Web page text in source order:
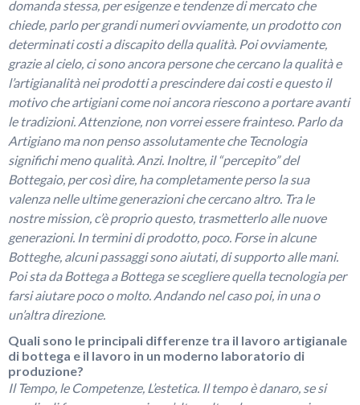
domanda stessa, per esigenze e tendenze di mercato che
chiede, parlo per grandi numeri ovviamente, un prodotto con
determinati costi a discapito della qualità. Poi ovviamente,
grazie al cielo, ci sono ancora persone che cercano la qualità e
l’artigianalità nei prodotti a prescindere dai costi e questo il
motivo che artigiani come noi ancora riescono a portare avanti
le tradizioni. Attenzione, non vorrei essere frainteso. Parlo da
Artigiano ma non penso assolutamente che Tecnologia
significhi meno qualità. Anzi. Inoltre, il “percepito” del
Bottegaio, per così dire, ha completamente perso la sua
valenza nelle ultime generazioni che cercano altro. Tra le
nostre mission, c’è proprio questo, trasmetterlo alle nuove
generazioni. In termini di prodotto, poco. Forse in alcune
Botteghe, alcuni passaggi sono aiutati, di supporto alle mani.
Poi sta da Bottega a Bottega se scegliere quella tecnologia per
farsi aiutare poco o molto. Andando nel caso poi, in una o
un’altra direzione.
Quali sono le principali differenze tra il lavoro artigianale
di bottega e il lavoro in un moderno laboratorio di
produzione?
Il Tempo, le Competenze, L’estetica. Il tempo è danaro, se si